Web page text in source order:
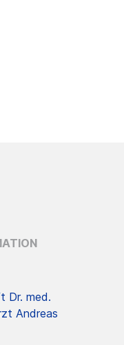
Dr. med.
Andreas